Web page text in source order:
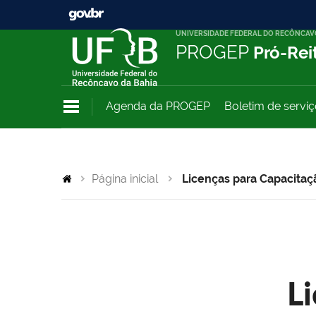
UNIVERSIDADE FEDERAL DO
PROGEP Pró-
Agenda da PROGEP Boletim de
Página inicial Licenças para